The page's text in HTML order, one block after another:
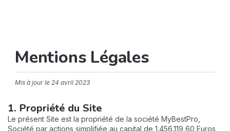
Mentions Légales
Mis à jour le 24 avril 2023
1. Propriété du Site
Le présent Site est la propriété de la société MyBestPro,
Société par actions simplifiée au capital de 1.456.119,60 Euros,